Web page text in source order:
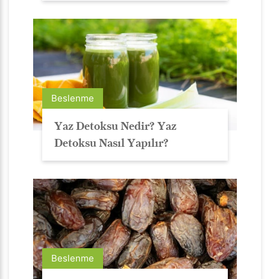
Beslenme
Yaz Detoksu Nedir? Yaz
Detoksu Nasıl Yapılır?
Beslenme